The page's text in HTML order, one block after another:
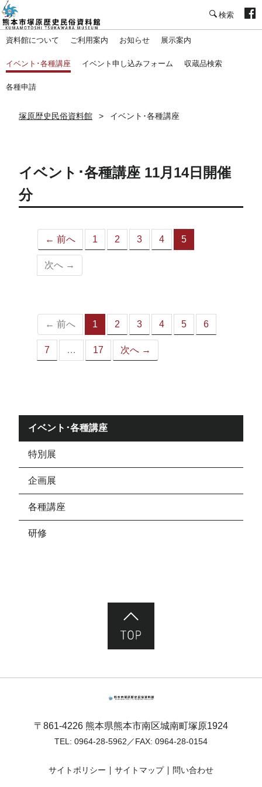
資料館について ご利用案内 お知らせ 展示案内
イベント･各種講座 イベント申し込みフォーム 収蔵品検索
各種申請
塚原歴史民俗資料館 イベント･各種講座
イベント･各種講座 11月14日開催
分
← 前へ 1 2 3 4 5
次へ →
← 前へ 1
（こ
の
2 3 4 5 6
7 … 17 次へ →
イベント･各種講座
特別展
企画展
各種講座
研修
〒861-4226 熊本県熊本市南区城南町塚原1924
TEL: 0964-28-5962 ／FAX: 0964-28-0154
サイトポリシー サイトマップ 問い合わせ